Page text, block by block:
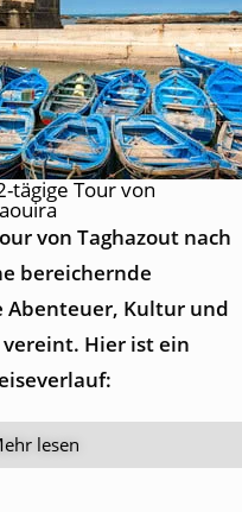
tägige Tour von
von Taghazout nach
bereichernde
Abenteuer, Kultur und
Hier ist ein
lesen